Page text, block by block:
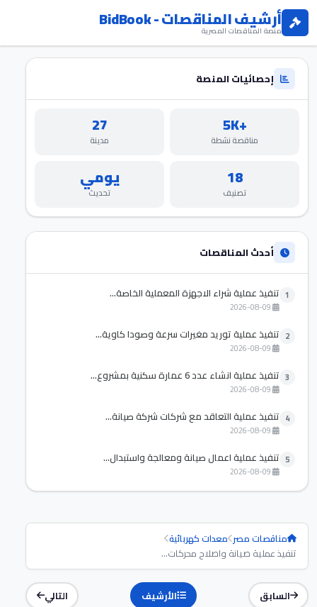
أرشيف المناقصات - BidBook
منصة المناقصات المصرية
إحصائيات المنصة
+5K
مناقصة نشطة
27
مدينة
18
تصنيف
يومي
تحديث
أحدث المناقصات
1 تنفيذ عملية شراء الاجهزة المعملية الخاصة...
2 تنفيذ عملية توريد مغيرات سرعة وصودا كاوية...
3 تنفيذ عملية انشاء عدد 6 عمارة سكنية بمشروع...
4 تنفيذ عملية التعاقد مع شركات شركة صيانة...
5 تنفيذ عملية اعمال صيانة ومعالجة واستبدال...
مناقصات مصر معدات كهربائية
تنفيذ عملية صيانة واصلاح محركات...
السابق الأرشيف التالي